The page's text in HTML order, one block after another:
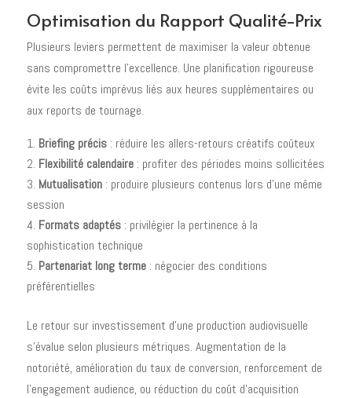
Optimisation du Rapport Qualité-Prix
Plusieurs leviers permettent de maximiser la valeur obtenue
sans compromettre l'excellence. Une planification rigoureuse
évite les coûts imprévus liés aux heures supplémentaires ou
aux reports de tournage.
Briefing précis: réduire les allers-retours créatifs coûteux
Flexibilité calendaire: profiter des périodes moins sollicitées
Mutualisation: produire plusieurs contenus lors d'une même
session
Formats adaptés: privilégier la pertinence à la
sophistication technique
Partenariat long terme: négocier des conditions
préférentielles
Le retour sur investissement d'une production audiovisuelle
s'évalue selon plusieurs métriques. Augmentation de la
notoriété, amélioration du taux de conversion, renforcement de
l'engagement audience, ou réduction du coût d'acquisition